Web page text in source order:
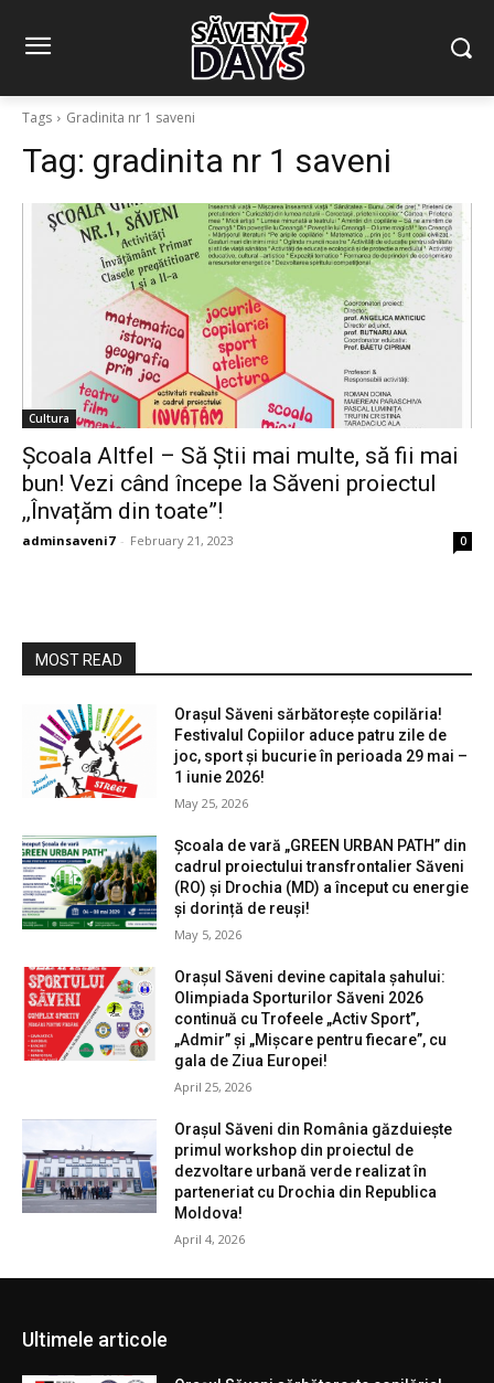
Tags Gradinita nr 1 saveni
Tag: gradinita nr 1 saveni
Cultura
Școala Altfel – Să Știi mai multe, să fii mai
bun! Vezi când începe la Săveni proiectul
,,Învațăm din toate”!
adminsaveni7 - February 21, 2023 0
MOST READ
Orașul Săveni sărbătorește copilăria!
Festivalul Copiilor aduce patru zile de
joc, sport și bucurie în perioada 29 mai –
1 iunie 2026!
May 25, 2026
Școala de vară „GREEN URBAN PATH” din
cadrul proiectului transfrontalier Săveni
(RO) și Drochia (MD) a început cu energie
și dorință de reuși!
May 5, 2026
Orașul Săveni devine capitala șahului:
Olimpiada Sporturilor Săveni 2026
continuă cu Trofeele „Activ Sport”,
„Admir” și „Mișcare pentru fiecare”, cu
gala de Ziua Europei!
April 25, 2026
Orașul Săveni din România găzduiește
primul workshop din proiectul de
dezvoltare urbană verde realizat în
parteneriat cu Drochia din Republica
Moldova!
April 4, 2026
Ultimele articole